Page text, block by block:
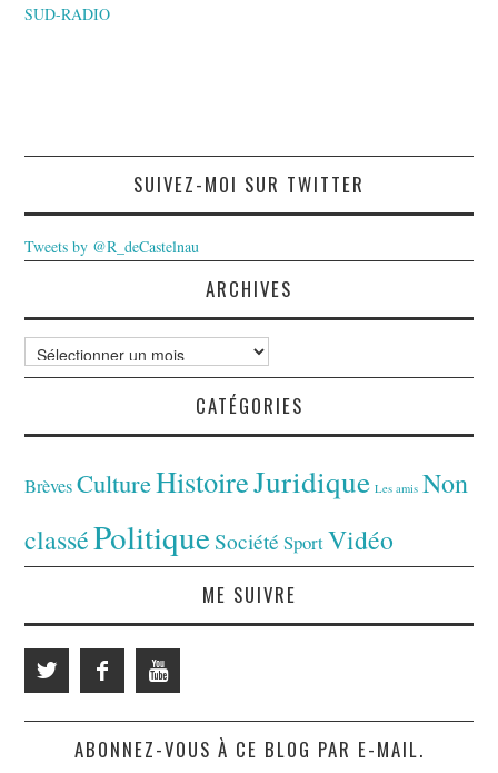
SUD-RADIO
SUIVEZ-MOI SUR TWITTER
Tweets by @R_deCastelnau
ARCHIVES
Archives
CATÉGORIES
Brèves CultureHistoireJuridique Les amis Non
classéPolitiqueSociété SportVidéo
ME SUIVRE
ABONNEZ-VOUS À CE BLOG PAR E-MAIL.